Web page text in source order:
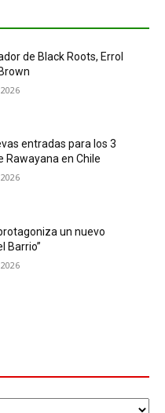
de Black Roots, Errol
entradas para los 3
Rawayana en Chile
un nuevo
Barrio”